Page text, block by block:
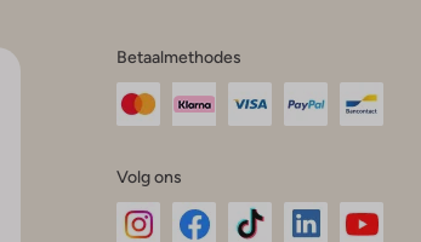
Betaalmethodes
Volg ons